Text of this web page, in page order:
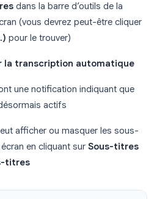
dans la barre d’outils de la
(vous devrez peut-être cliquer
pour le trouver)
la transcription automatique
une notification indiquant que
actifs
afficher ou masquer les sous-
en cliquant sur Sous-titres
titres